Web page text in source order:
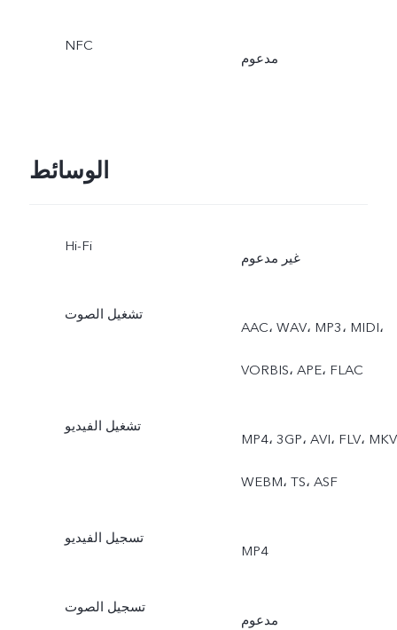
NFC
مدعوم
الوسائط
Hi-Fi
غير مدعوم
تشغيل الصوت
AAC، ‏WAV، ‏MP3، ‏MIDI،
‏VORBIS، ‏APE، ‏FLAC
تشغيل الفيديو
MP4، ‏3GP، ‏AVI، ‏FLV، ‏MKV،
‏WEBM، ‏TS، ‏ASF
تسجيل الفيديو
MP4
تسجيل الصوت
مدعوم